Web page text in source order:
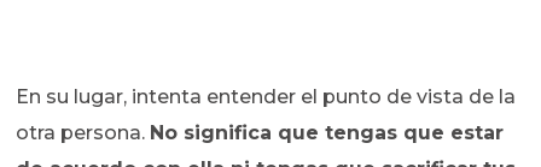
En su lugar, intenta entender el punto de vista de la
otra persona. No significa que tengas que estar